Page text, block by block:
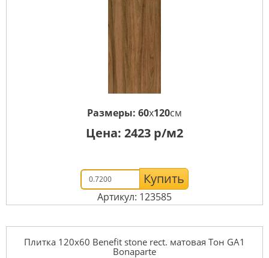
Размеры: 60x120см
Цена: 2423 р/м2
Купить
Артикул: 123585
Плитка 120x60 Benefit stone rect. матовая Тон GA1
Bonaparte